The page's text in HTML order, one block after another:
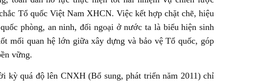
Tổ quốc Việt Nam XHCN. Việc kết hợp chặt chẽ, hiệu
phòng, an ninh, đối ngoại ở nước ta là biểu hiện sinh
mối quan hệ lớn giữa xây dựng và bảo vệ Tổ quốc, góp
vững.
kỳ quá độ lên CNXH (Bổ sung, phát triển năm 2011) chỉ